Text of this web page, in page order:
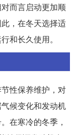
而言启动更加顺
，在冬天选择适
和长久使用。
性保养维护，对
候变化和发动机
在寒冷的冬季，